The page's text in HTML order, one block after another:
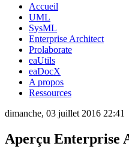
Accueil
UML
SysML
Enterprise Architect
Prolaborate
eaUtils
eaDocX
A propos
Ressources
dimanche, 03 juillet 2016 22:41
Aperçu Enterprise